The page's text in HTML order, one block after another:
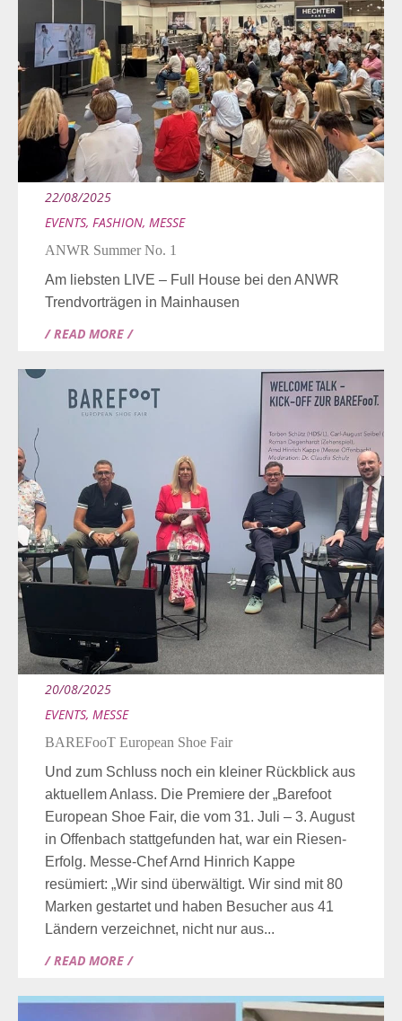
22/08/2025
EVENTS, FASHION, MESSE
ANWR Summer No. 1
Am liebsten LIVE – Full House bei den ANWR
Trendvorträgen in Mainhausen
/ READ MORE /
20/08/2025
EVENTS, MESSE
BAREFooT European Shoe Fair
Und zum Schluss noch ein kleiner Rückblick aus
aktuellem Anlass. Die Premiere der „Barefoot
European Shoe Fair, die vom 31. Juli – 3. August
in Offenbach stattgefunden hat, war ein Riesen-
Erfolg. Messe-Chef Arnd Hinrich Kappe
resümiert: „Wir sind überwältigt. Wir sind mit 80
Marken gestartet und haben Besucher aus 41
Ländern verzeichnet, nicht nur aus...
/ READ MORE /